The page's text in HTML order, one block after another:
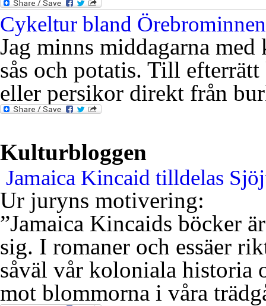
Cykeltur bland
Jag minns middagarna
sås och potatis. Till
eller persikor direkt från
Kulturbloggen
Jamaica Kincaid tilldelas
Ur juryns motivering:
”Jamaica Kincaids böcker
sig. I romaner och essäer
såväl vår koloniala historia
mot blommorna i våra